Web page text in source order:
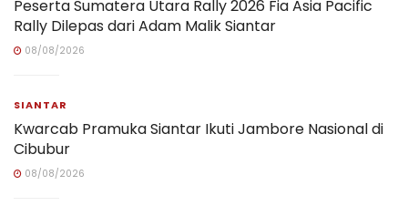
Peserta Sumatera Utara Rally 2026 Fia Asia Pacific
Rally Dilepas dari Adam Malik Siantar
08/08/2026
SIANTAR
Kwarcab Pramuka Siantar Ikuti Jambore Nasional di
Cibubur
08/08/2026